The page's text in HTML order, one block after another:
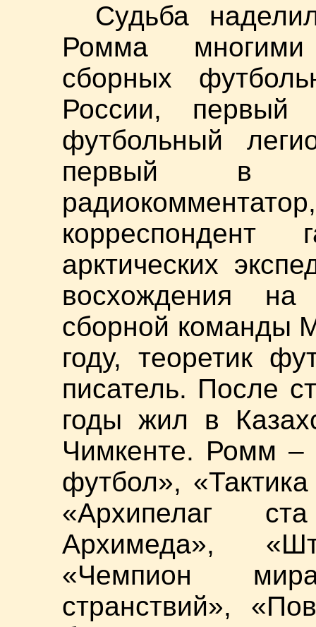
Судьба
Ромма
сборных
России, первый
футбольный
первый в
арктических
восхождения
сборной команды
году, теоретик
писатель. После
годы жил в
Чимкенте. Ромм –
футбол»,
«Архипелаг
Архимеда»,
«Чемпион
странствий»,